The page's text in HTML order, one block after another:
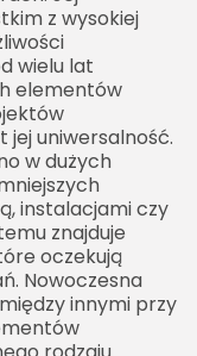
z wysokiej
wielu lat
elementów
jej uniwersalność.
w dużych
instalacjami czy
znajduje
oczekują
Nowoczesna
innymi przy